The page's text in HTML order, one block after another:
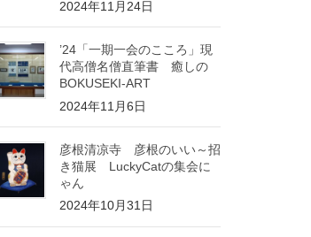
2024年11月24日
’24「一期一会のこころ」現
代高僧名僧直筆書 癒しの
BOKUSEKI-ART
2024年11月6日
彦根清凉寺 彦根のいい～招
き猫展 LuckyCatの集会に
ゃん
2024年10月31日